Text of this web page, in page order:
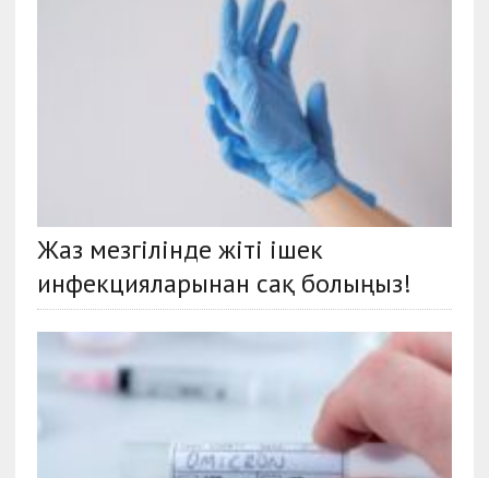
Жаз мезгілінде жіті ішек
инфекцияларынан сақ болыңыз!